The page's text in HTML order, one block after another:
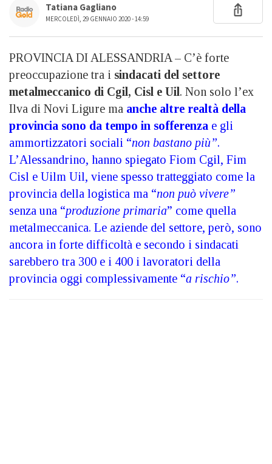
Tatiana Gagliano
MERCOLEDÌ, 29 GENNAIO 2020 - 14:59
PROVINCIA DI ALESSANDRIA – C’è forte
preoccupazione tra i sindacati del settore
metalmeccanico di Cgil, Cisl e Uil . Non solo l’ex
Ilva di Novi Ligure ma anche altre realtà della
provincia sono da tempo in sofferenza e gli
ammortizzatori sociali “non bastano più”.
L’Alessandrino, hanno spiegato Fiom Cgil, Fim
Cisl e Uilm Uil, viene spesso tratteggiato come la
provincia della logistica ma “non può vivere”
senza una “produzione primaria” come quella
metalmeccanica. Le aziende del settore, però, sono
ancora in forte difficoltà e secondo i sindacati
sarebbero tra 300 e i 400 i lavoratori della
provincia oggi complessivamente “a rischio”.